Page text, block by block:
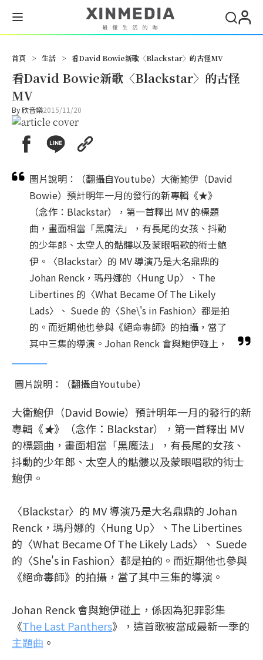
首頁 > 生活 > 看David Bowie新歌〈Blackstar〉的古怪MV
看David Bowie新歌〈Blackstar〉的古怪
MV
By欣音樂2015/11/20
圖片說明：（翻攝自Youtube）大衛鮑伊（David
Bowie）預計明年一月的發行的新專輯《★》
（念作：Blackstar），第一首釋出 MV 的標題
曲，畫面相當「黑魔法」，有長尾的女孩、抖動
的少年郎、太空人的骷髏以及蒙眼唱歌的術士鮑
伊。〈Blackstar〉的 MV 導演乃是大名鼎鼎的
Johan Renck，瑪丹娜的〈Hung Up〉、The
Libertines 的〈What Became Of The Likely
Lads〉、 Suede 的〈She\'s in Fashion〉都是拍
的。而近期他也參與《絕命毒師》的拍攝，當了
其中三集的導演。Johan Renck 會與鮑伊碰上，
圖片說明：（翻攝自Youtube）
大衛鮑伊（David Bowie）預計明年一月的發行的新
專輯《★》（念作：Blackstar），第一首釋出 MV
的標題曲，畫面相當「黑魔法」，有長尾的女孩、
抖動的少年郎、太空人的骷髏以及蒙眼唱歌的術士
鮑伊。
〈Blackstar〉的 MV 導演乃是大名鼎鼎的 Johan
Renck，瑪丹娜的〈Hung Up〉、The Libertines
的〈What Became Of The Likely Lads〉、 Suede
的〈She's in Fashion〉都是拍的。而近期他也參與
《絕命毒師》的拍攝，當了其中三集的導演。
Johan Renck 會與鮑伊碰上，係因為犯罪影集
《The Last Panthers》，這首歌被當成最新一季的
主題曲 。